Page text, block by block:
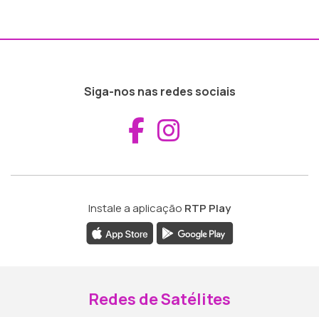
Siga-nos nas redes sociais
Aceder ao
Instale a aplicação RTP Play
Redes de Satélites